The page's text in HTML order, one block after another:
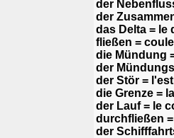
der
der
das Delta = le
fließen =
die Mündung
der
der Stör =
die Grenze =
der Lauf = le
durchfließen
der